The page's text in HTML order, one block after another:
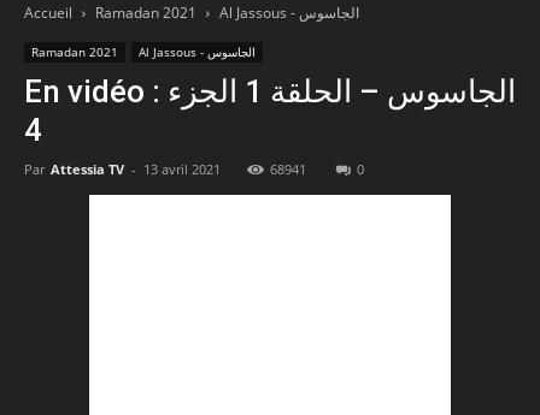
Accueil Ramadan 2021 Al Jassous - الجاسوس
Ramadan 2021 Al Jassous - الجاسوس
En vidéo : الجاسوس – الحلقة 1 الجزء
4
Par Attessia TV - 13 avril 2021 68941 0